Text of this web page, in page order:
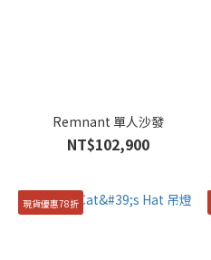
Remnant 單人沙發
NT$102,900
現貨優惠78折